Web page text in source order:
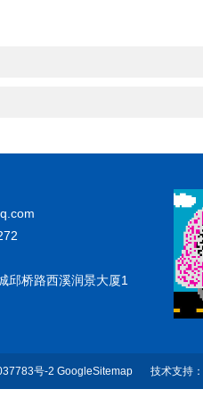
邱桥路西溪润景大厦1
技术支持：
号-2 GoogleSitemap